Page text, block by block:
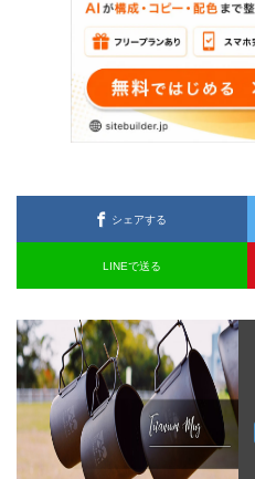
シェアする
LINEで送る